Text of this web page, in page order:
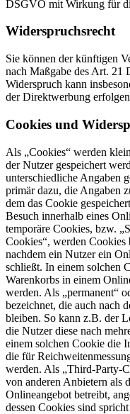
DSGVO mit Wirkung für
Widerspruchsrecht
Sie können der künftigen
nach Maßgabe des Art. 21
Widerspruch kann
der Direktwerbung
Cookies und
Als „Cookies“ werden
der Nutzer gespeichert
unterschiedliche Angaben
primär dazu, die Angaben
dem das Cookie
Besuch innerhalb eines
temporäre Cookies, bzw.
Cookies“, werden Cookies
nachdem ein Nutzer ein
schließt. In einem solchen
Warenkorbs in einem
werden. Als „permanent“
bezeichnet, die auch nach
bleiben. So kann z.B. der
die Nutzer diese nach
einem solchen Cookie die
die für
werden. Als „Third-Party-
von anderen Anbietern als
Onlineangebot betreibt,
dessen Cookies sind